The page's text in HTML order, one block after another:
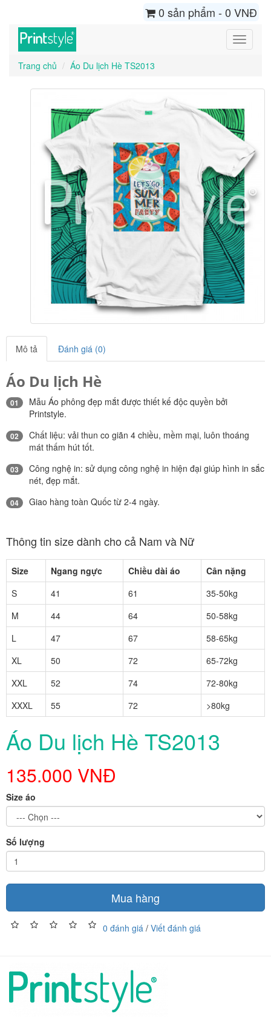
0 sản phẩm - 0 VNĐ
Toggle
Trang chủ
Áo Du lịch Hè TS2013
Mô tả Đánh giá (0)
Áo Du lịch Hè
01
Mẫu Áo phông đẹp mắt được thiết kế độc quyền bởi
Printstyle.
02
Chất liệu: vải thun co giãn 4 chiều, mềm mại, luôn thoáng
mát thấm hút tốt.
03
Công nghệ in: sử dụng công nghệ in hiện đại giúp hình in sắc
nét, đẹp mắt.
04 Giao hàng toàn Quốc từ 2-4 ngày.
Thông tin size dành cho cả Nam và Nữ
Size Ngang ngực Chiều dài áo
Cân nặng
S
41 61
35-50kg
M
44 64
50-58kg
L
47 67
58-65kg
XL
50 72
65-72kg
XXL
52 74
72-80kg
XXXL
55 72 >80kg
Áo Du lịch Hè TS2013
135.000 VNĐ
Size áo
Số lượng
Mua hàng
0 đánh giá / Viết đánh giá